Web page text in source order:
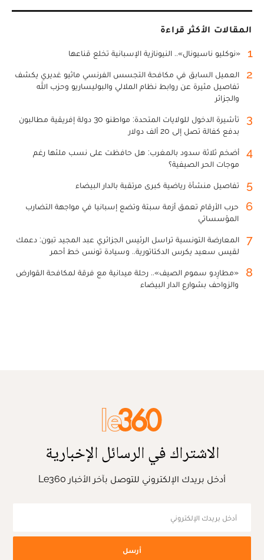
المقالات الأكثر قراءة
1 «نوكليو ناسيونال».. النيونازية الإسبانية تخلع قناعها
2
العميل السابق في مكافحة التجسس الفرنسي ماثيو غديري يكشف
تفاصيل مثيرة عن روابط نظام الملالي والبوليساريو وحزب الله
والجزائر
3
تأشيرة الدخول للولايات المتحدة: مواطنو 30 دولة إفريقية مطالبون
بدفع كفالة تصل إلى 20 ألف دولار
4
أضخم ثلاثة سدود بالمغرب: هل حافظت على نسب ملئها رغم
موجات الحر الصيفية؟
5 تفاصيل منشأة رياضية كبرى مرتقبة بالدار البيضاء
6
حرب الأرقام تعمق أزمة سبتة وتضع إسبانيا في مواجهة التضارب
المؤسساتي
7
المعارضة التونسية تراسل الرئيس الجزائري عبد المجيد تبون: دعمك
لقيس سعيد يكرس الدكتاتورية.. وسيادة تونس خط أحمر
8
«مطارِدو سموم الصيف».. رحلة ميدانية مع فرقة لمكافحة القوارض
والزواحف بشوارع الدار البيضاء
الاشتراك في الرسائل الإخبارية
أدخل بريدك الإلكتروني للتوصل بآخر الأخبار Le360
أرسل